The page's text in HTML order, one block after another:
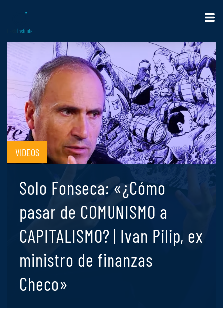
VIDEOS
Solo Fonseca: «¿Cómo
pasar de COMUNISMO a
CAPITALISMO? | Ivan Pilip, ex
ministro de finanzas
Checo»